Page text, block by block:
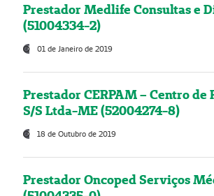
Prestador Medlife Consultas e
(51004334-2)
01 de Janeiro de 2019
Prestador CERPAM – Centro de
S/S Ltda-ME (52004274-8)
18 de Outubro de 2019
Prestador Oncoped Serviços